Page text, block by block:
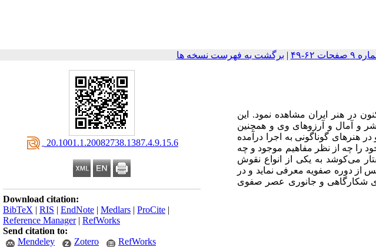
| برگشت به فهرست نسخه ها
‎ 20.1001.1.20082738.1387.4.9.15.6
Download citation:
BibTeX | RIS | EndNote | Medlars | ProCite |
Reference Manager| RefWorks
Send citation to:
Mendeley
Zotero RefWorks
در هنر ایران مشاهده نمود. این
و آمال و آرزوهای وی و همچنین
هنرهای گوناگونی به اجرا درآمده
را چه از نظر مفاهیم موجود و چه
می‌کوشد به یکی از انواع نقوش
از دوره صفویه معرفی نماید و در
شکارگاهی و جانوری عصر صفوی